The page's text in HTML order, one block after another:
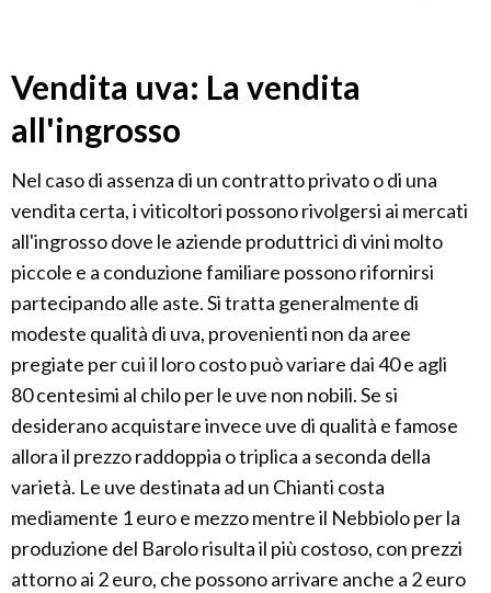
Vendita uva: La vendita
all'ingrosso
Nel caso di assenza di un contratto privato o di una
vendita certa, i viticoltori possono rivolgersi ai mercati
all'ingrosso dove le aziende produttrici di vini molto
piccole e a conduzione familiare possono rifornirsi
partecipando alle aste. Si tratta generalmente di
modeste qualità di uva, provenienti non da aree
pregiate per cui il loro costo può variare dai 40 e agli
80 centesimi al chilo per le uve non nobili. Se si
desiderano acquistare invece uve di qualità e famose
allora il prezzo raddoppia o triplica a seconda della
varietà. Le uve destinata ad un Chianti costa
mediamente 1 euro e mezzo mentre il Nebbiolo per la
produzione del Barolo risulta il più costoso, con prezzi
attorno ai 2 euro, che possono arrivare anche a 2 euro